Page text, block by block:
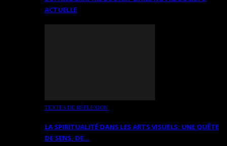
ACTUELLE
TEXTES DE RÉFLEXION
LA SPIRITUALITÉ DANS LES ARTS VISUELS: UNE QUÊTE
DE SENS, DE…